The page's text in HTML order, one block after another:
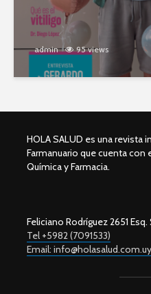
admin 95 views
HOLA SALUD es una
Farmanuario que cuenta con
Química y Farmacia.
Feliciano Rodríguez 2651 Esq.
Tel +5982 (7091533)
Email: info@holasalud.com.uy